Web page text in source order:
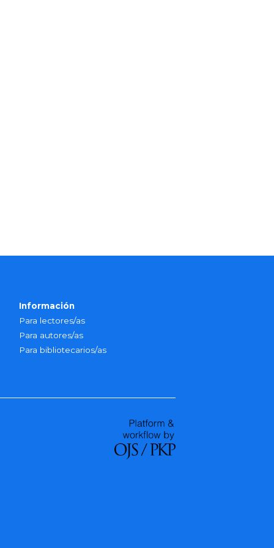
Información
Para lectores/as
Para autores/as
Para bibliotecarios/as